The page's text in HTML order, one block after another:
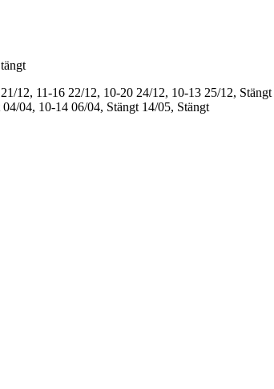
21/12, 11-16 22/12, 10-20 24/12, 10-13 25/12, Stängt
04/04, 10-14 06/04, Stängt 14/05, Stängt